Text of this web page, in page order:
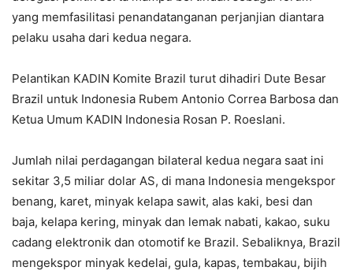
yang memfasilitasi penandatanganan perjanjian diantara
pelaku usaha dari kedua negara.
Pelantikan KADIN Komite Brazil turut dihadiri Dute Besar
Brazil untuk Indonesia Rubem Antonio Correa Barbosa dan
Ketua Umum KADIN Indonesia Rosan P. Roeslani.
Jumlah nilai perdagangan bilateral kedua negara saat ini
sekitar 3,5 miliar dolar AS, di mana Indonesia mengekspor
benang, karet, minyak kelapa sawit, alas kaki, besi dan
baja, kelapa kering, minyak dan lemak nabati, kakao, suku
cadang elektronik dan otomotif ke Brazil. Sebaliknya, Brazil
mengekspor minyak kedelai, gula, kapas, tembakau, bijih